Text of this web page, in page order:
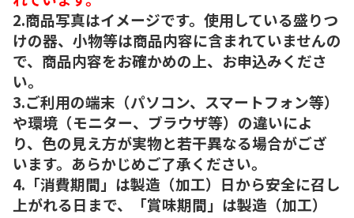
2.商品写真はイメージです。使用している盛りつ
けの器、小物等は商品内容に含まれていませんの
で、商品内容をお確かめの上、お申込みくださ
い。
3.ご利用の端末（パソコン、スマートフォン等）
や環境（モニター、ブラウザ等）の違いによ
り、色の見え方が実物と若干異なる場合がござ
います。あらかじめご了承ください。
4.「消費期間」は製造（加工）日から安全に召し
上がれる日まで、「賞味期間」は製造（加工）